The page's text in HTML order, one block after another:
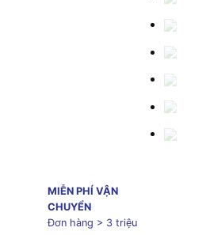
MIỄN PHÍ VẬN
CHUYỂN
Đơn hàng > 3 triệu